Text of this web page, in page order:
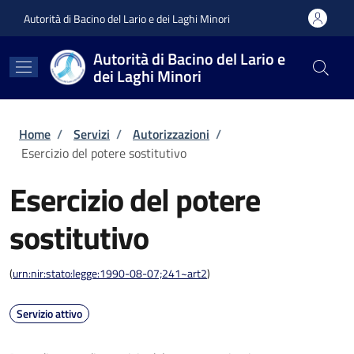
Autorità di Bacino del Lario e dei Laghi Minori
Autorità di Bacino del Lario e
dei Laghi Minori
Briciole di pane
Home / Servizi / Autorizzazioni /
Esercizio del potere sostitutivo
Esercizio del potere
sostitutivo
(urn:nir:stato:legge:1990-08-07;241~art2)
Servizio attivo